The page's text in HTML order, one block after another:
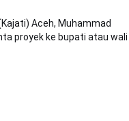
Aceh, Muhammad
proyek ke bupati atau wali